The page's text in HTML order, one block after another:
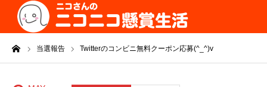
当選報告 Twitterのコンビニ無料クーポン応募(^_^)v